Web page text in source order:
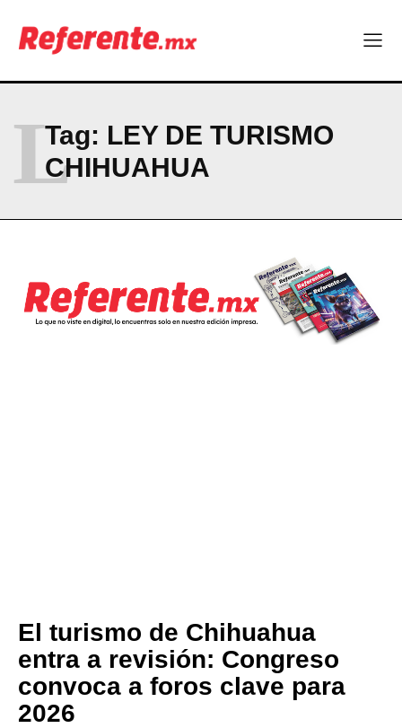
ABOUT
CONTACT
PRIVACY POLICY
NEWSLETTER
Tag: LEY DE TURISMO
CHIHUAHUA
L
El turismo de Chihuahua
entra a revisión: Congreso
convoca a foros clave para
2026